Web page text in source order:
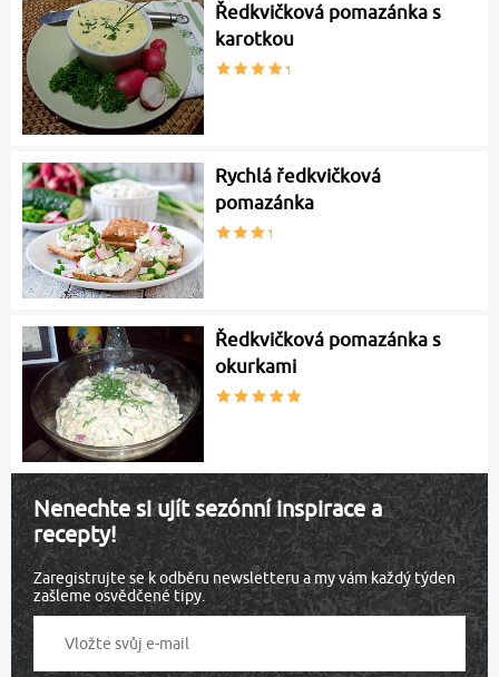
Ředkvičková pomazánka s
karotkou
Rychlá ředkvičková
pomazánka
Ředkvičková pomazánka s
okurkami
Nenechte si ujít sezónní inspirace a
recepty!
Zaregistrujte se k odběru newsletteru a my vám každý týden
zašleme osvědčené tipy.